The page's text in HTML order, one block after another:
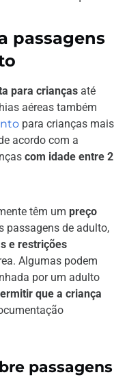
passagens
para crianças até
aéreas também
para crianças mais
acordo com a
com idade entre 2
têm um preço
passagens de adulto,
e restrições
Algumas podem
por um adulto
que a criança
passagens